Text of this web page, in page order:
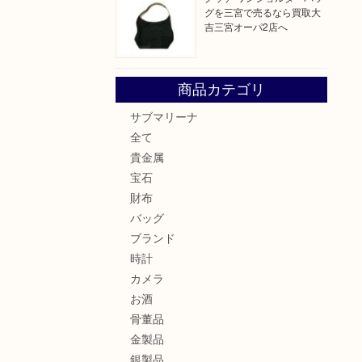
グを三宮で売るなら買取大
吉三宮オーパ2店へ
商品カテゴリ
サブマリーナ
全て
貴金属
宝石
財布
バッグ
ブランド
時計
カメラ
お酒
骨董品
金製品
銀製品